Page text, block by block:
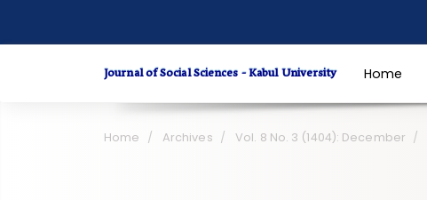
Journal of Social Sciences - Kabul University Home
Home Archives Vol. 8 No. 3 (1404): December